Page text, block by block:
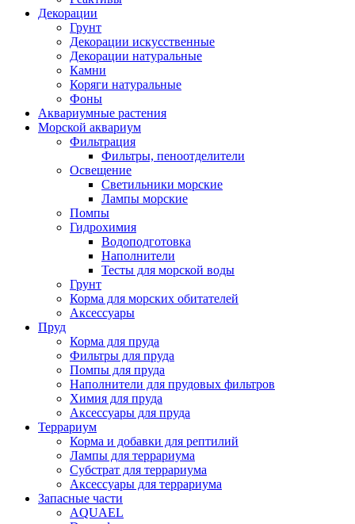
Декорации
Грунт
Декорации искусственные
Декорации натуральные
Камни
Коряги натуральные
Фоны
Аквариумные растения
Морской аквариум
Фильтрация
Фильтры, пеноотделители
Освещение
Светильники морские
Лампы морские
Помпы
Гидрохимия
Водоподготовка
Наполнители
Тесты для морской воды
Грунт
Корма для морских обитателей
Аксессуары
Пруд
Корма для пруда
Фильтры для пруда
Помпы для пруда
Наполнители для прудовых фильтров
Химия для пруда
Аксессуары для пруда
Террариум
Корма и добавки для рептилий
Лампы для террариума
Субстрат для террариума
Аксессуары для террариума
Запасные части
AQUAEL